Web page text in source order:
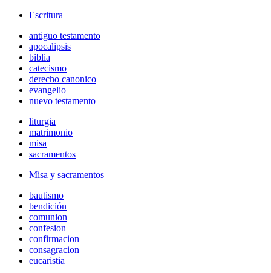
Escritura
antiguo testamento
apocalipsis
biblia
catecismo
derecho canonico
evangelio
nuevo testamento
liturgia
matrimonio
misa
sacramentos
Misa y sacramentos
bautismo
bendición
comunion
confesion
confirmacion
consagracion
eucaristia